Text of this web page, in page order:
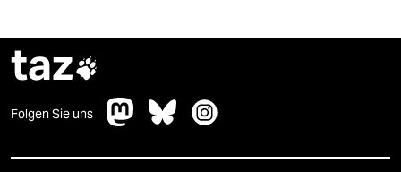
taz
Folgen Sie uns